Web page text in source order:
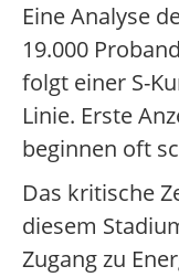
Eine Analyse
19.000
folgt einer S-
Linie. Erste
beginnen oft
Das kritische
diesem
Zugang zu